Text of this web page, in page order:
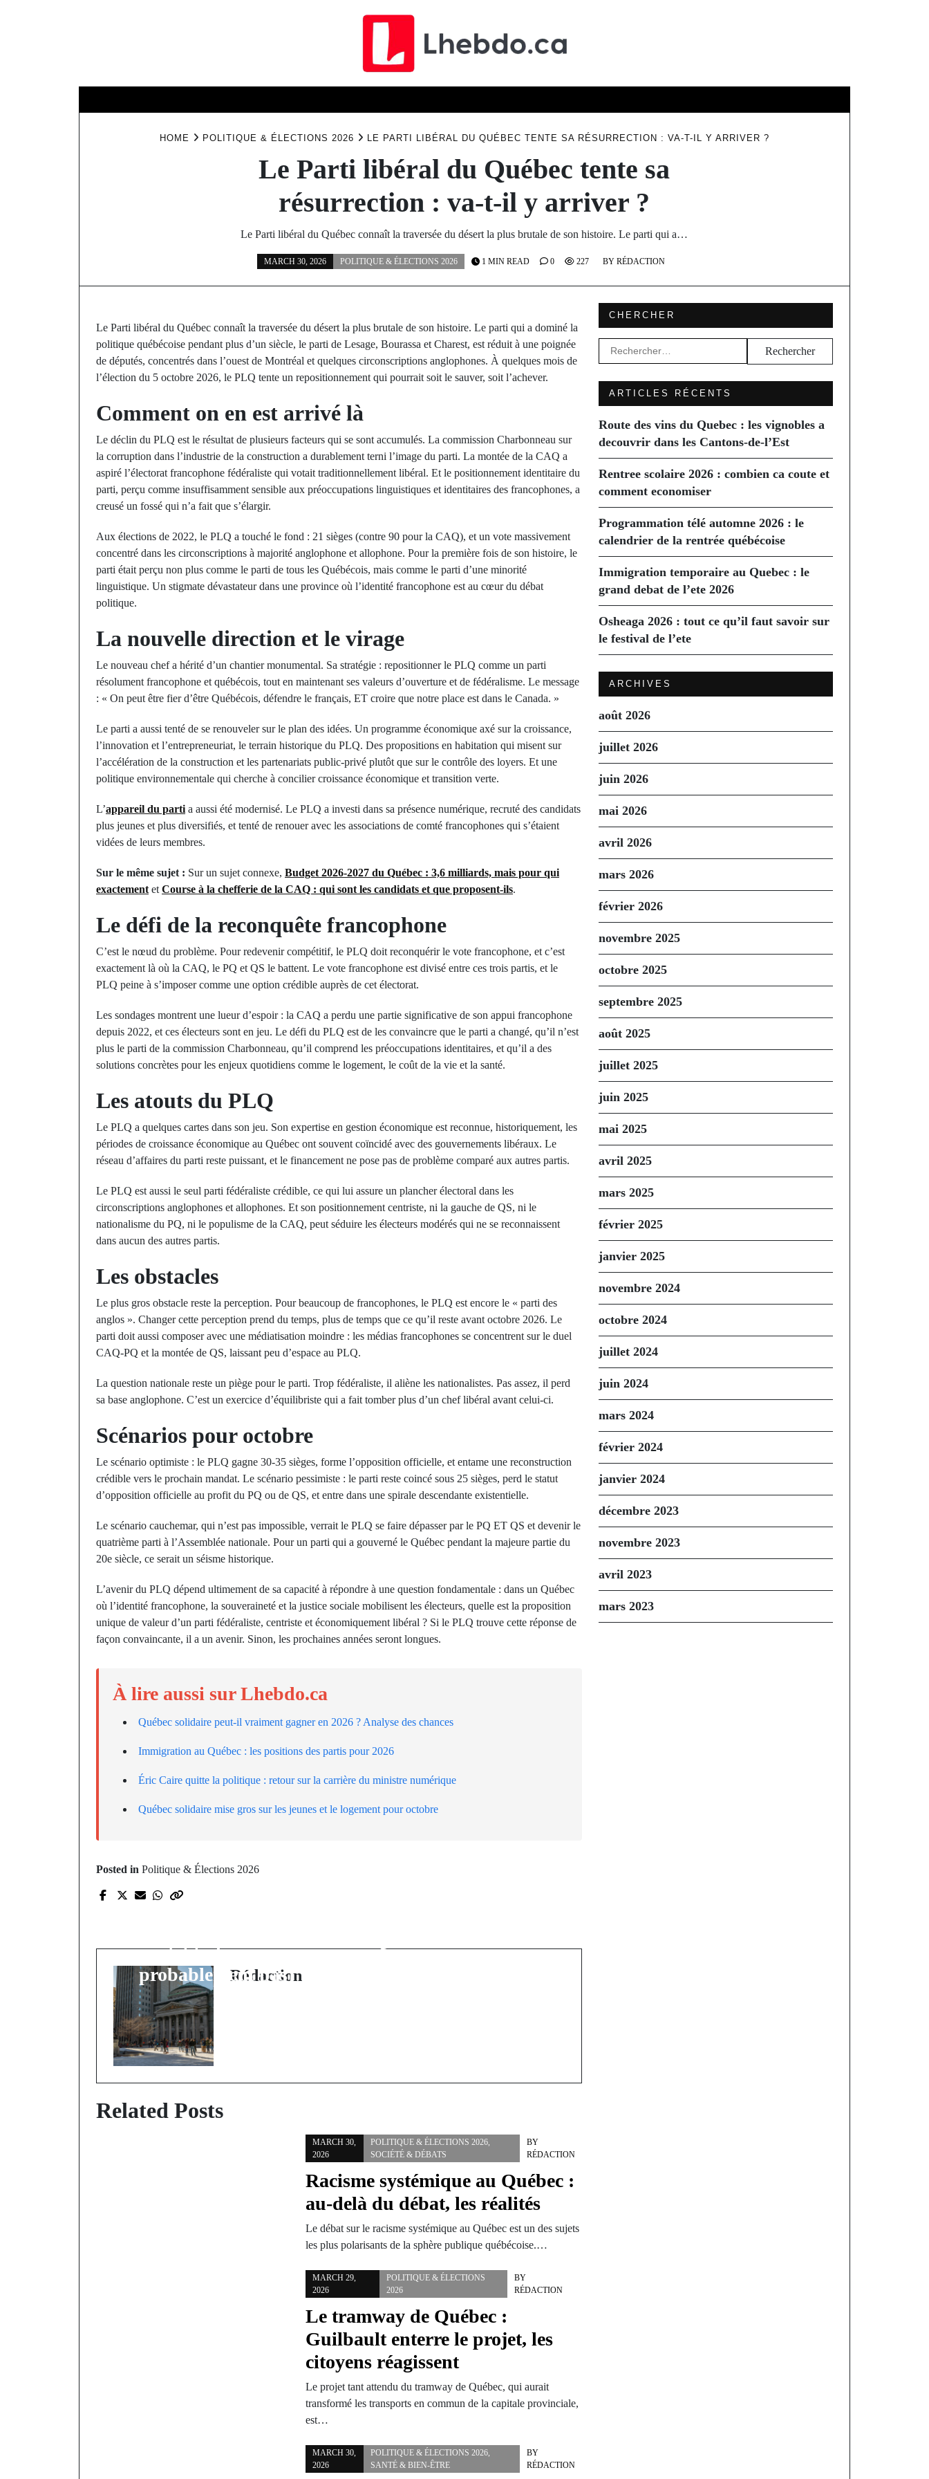
HOME POLITIQUE & ÉLECTIONS 2026 LE PARTI LIBÉRAL DU QUÉBEC TENTE SA RÉSURRECTION : VA-T-IL Y ARRIVER ?
Le Parti libéral du Québec tente sa
résurrection : va-t-il y arriver ?
Le Parti libéral du Québec connaît la traversée du désert la plus brutale de son histoire. Le parti qui a…
MARCH 30, 2026 POLITIQUE & ÉLECTIONS 2026 BY RÉDACTION
1 MIN READ 0 227
Le Parti libéral du Québec connaît la traversée du désert la plus brutale de son histoire. Le parti qui a dominé la
politique québécoise pendant plus d’un siècle, le parti de Lesage, Bourassa et Charest, est réduit à une poignée
de députés, concentrés dans l’ouest de Montréal et quelques circonscriptions anglophones. À quelques mois de
l’élection du 5 octobre 2026, le PLQ tente un repositionnement qui pourrait soit le sauver, soit l’achever.
Comment on en est arrivé là
Le déclin du PLQ est le résultat de plusieurs facteurs qui se sont accumulés. La commission Charbonneau sur
la corruption dans l’industrie de la construction a durablement terni l’image du parti. La montée de la CAQ a
aspiré l’électorat francophone fédéraliste qui votait traditionnellement libéral. Et le positionnement identitaire du
parti, perçu comme insuffisamment sensible aux préoccupations linguistiques et identitaires des francophones, a
creusé un fossé qui n’a fait que s’élargir.
Aux élections de 2022, le PLQ a touché le fond : 21 sièges (contre 90 pour la CAQ), et un vote massivement
concentré dans les circonscriptions à majorité anglophone et allophone. Pour la première fois de son histoire, le
parti était perçu non plus comme le parti de tous les Québécois, mais comme le parti d’une minorité
linguistique. Un stigmate dévastateur dans une province où l’identité francophone est au cœur du débat
politique.
La nouvelle direction et le virage
Le nouveau chef a hérité d’un chantier monumental. Sa stratégie : repositionner le PLQ comme un parti
résolument francophone et québécois, tout en maintenant ses valeurs d’ouverture et de fédéralisme. Le message
: « On peut être fier d’être Québécois, défendre le français, ET croire que notre place est dans le Canada. »
Le parti a aussi tenté de se renouveler sur le plan des idées. Un programme économique axé sur la croissance,
l’innovation et l’entrepreneuriat, le terrain historique du PLQ. Des propositions en habitation qui misent sur
l’accélération de la construction et les partenariats public-privé plutôt que sur le contrôle des loyers. Et une
politique environnementale qui cherche à concilier croissance économique et transition verte.
L’appareil du parti a aussi été modernisé. Le PLQ a investi dans sa présence numérique, recruté des candidats
plus jeunes et plus diversifiés, et tenté de renouer avec les associations de comté francophones qui s’étaient
vidées de leurs membres.
Sur le même sujet : Sur un sujet connexe, Budget 2026-2027 du Québec : 3,6 milliards, mais pour qui
exactement et Course à la chefferie de la CAQ : qui sont les candidats et que proposent-ils.
Le défi de la reconquête francophone
C’est le nœud du problème. Pour redevenir compétitif, le PLQ doit reconquérir le vote francophone, et c’est
exactement là où la CAQ, le PQ et QS le battent. Le vote francophone est divisé entre ces trois partis, et le
PLQ peine à s’imposer comme une option crédible auprès de cet électorat.
Les sondages montrent une lueur d’espoir : la CAQ a perdu une partie significative de son appui francophone
depuis 2022, et ces électeurs sont en jeu. Le défi du PLQ est de les convaincre que le parti a changé, qu’il n’est
plus le parti de la commission Charbonneau, qu’il comprend les préoccupations identitaires, et qu’il a des
solutions concrètes pour les enjeux quotidiens comme le logement, le coût de la vie et la santé.
Les atouts du PLQ
Le PLQ a quelques cartes dans son jeu. Son expertise en gestion économique est reconnue, historiquement, les
périodes de croissance économique au Québec ont souvent coïncidé avec des gouvernements libéraux. Le
réseau d’affaires du parti reste puissant, et le financement ne pose pas de problème comparé aux autres partis.
Le PLQ est aussi le seul parti fédéraliste crédible, ce qui lui assure un plancher électoral dans les
circonscriptions anglophones et allophones. Et son positionnement centriste, ni la gauche de QS, ni le
nationalisme du PQ, ni le populisme de la CAQ, peut séduire les électeurs modérés qui ne se reconnaissent
dans aucun des autres partis.
Les obstacles
Le plus gros obstacle reste la perception. Pour beaucoup de francophones, le PLQ est encore le « parti des
anglos ». Changer cette perception prend du temps, plus de temps que ce qu’il reste avant octobre 2026. Le
parti doit aussi composer avec une médiatisation moindre : les médias francophones se concentrent sur le duel
CAQ-PQ et la montée de QS, laissant peu d’espace au PLQ.
La question nationale reste un piège pour le parti. Trop fédéraliste, il aliène les nationalistes. Pas assez, il perd
sa base anglophone. C’est un exercice d’équilibriste qui a fait tomber plus d’un chef libéral avant celui-ci.
Scénarios pour octobre
Le scénario optimiste : le PLQ gagne 30-35 sièges, forme l’opposition officielle, et entame une reconstruction
crédible vers le prochain mandat. Le scénario pessimiste : le parti reste coincé sous 25 sièges, perd le statut
d’opposition officielle au profit du PQ ou de QS, et entre dans une spirale descendante existentielle.
Le scénario cauchemar, qui n’est pas impossible, verrait le PLQ se faire dépasser par le PQ ET QS et devenir le
quatrième parti à l’Assemblée nationale. Pour un parti qui a gouverné le Québec pendant la majeure partie du
20e siècle, ce serait un séisme historique.
L’avenir du PLQ dépend ultimement de sa capacité à répondre à une question fondamentale : dans un Québec
où l’identité francophone, la souveraineté et la justice sociale mobilisent les électeurs, quelle est la proposition
unique de valeur d’un parti fédéraliste, centriste et économiquement libéral ? Si le PLQ trouve cette réponse de
façon convaincante, il a un avenir. Sinon, les prochaines années seront longues.
À lire aussi sur Lhebdo.ca
Québec solidaire peut-il vraiment gagner en 2026 ? Analyse des chances
Immigration au Québec : les positions des partis pour 2026
Éric Caire quitte la politique : retour sur la carrière du ministre numérique
Québec solidaire mise gros sur les jeunes et le logement pour octobre
Posted in Politique & Élections 2026
Le cinéma québécois
(et tu le sais
probablement pas)
Rédaction
Related Posts
MARCH 30,
2026
POLITIQUE & ÉLECTIONS 2026,
SOCIÉTÉ & DÉBATS
BY
RÉDACTION
Racisme systémique au Québec :
au-delà du débat, les réalités
Le débat sur le racisme systémique au Québec est un des sujets
les plus polarisants de la sphère publique québécoise.…
MARCH 29,
2026
POLITIQUE & ÉLECTIONS
2026
BY
RÉDACTION
Le tramway de Québec :
Guilbault enterre le projet, les
citoyens réagissent
Le projet tant attendu du tramway de Québec, qui aurait
transformé les transports en commun de la capitale provinciale,
est…
MARCH 30,
2026
POLITIQUE & ÉLECTIONS 2026,
SANTÉ & BIEN-ÊTRE
BY
RÉDACTION
CHERCHER
Rechercher :
ARTICLES RÉCENTS
Route des vins du Quebec : les vignobles a
decouvrir dans les Cantons-de-l’Est
Rentree scolaire 2026 : combien ca coute et
comment economiser
Programmation télé automne 2026 : le
calendrier de la rentrée québécoise
Immigration temporaire au Quebec : le
grand debat de l’ete 2026
Osheaga 2026 : tout ce qu’il faut savoir sur
le festival de l’ete
ARCHIVES
août 2026
juillet 2026
juin 2026
mai 2026
avril 2026
mars 2026
février 2026
novembre 2025
octobre 2025
septembre 2025
août 2025
juillet 2025
juin 2025
mai 2025
avril 2025
mars 2025
février 2025
janvier 2025
novembre 2024
octobre 2024
juillet 2024
juin 2024
mars 2024
février 2024
janvier 2024
décembre 2023
novembre 2023
avril 2023
mars 2023